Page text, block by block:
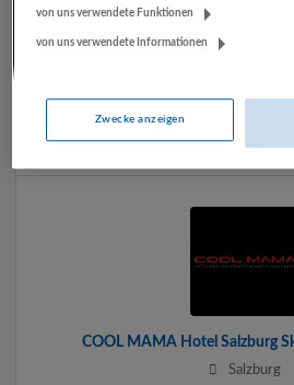
Chef Partie
COOL MAMA Hotel Salzburg
Salzburg
von uns verwendete Funktionen
von uns verwendete Informationen
Zwecke anzeigen